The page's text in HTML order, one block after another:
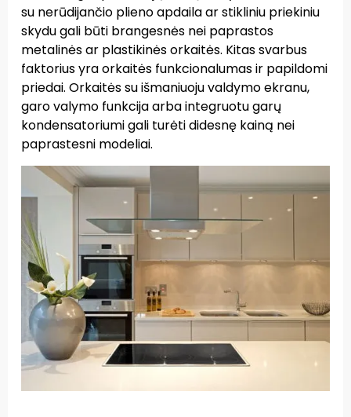
su nerūdijančio plieno apdaila ar stikliniu priekiniu
skydu gali būti brangesnės nei paprastos
metalinės ar plastikinės orkaitės. Kitas svarbus
faktorius yra orkaitės funkcionalumas ir papildomi
priedai. Orkaitės su išmaniuoju valdymo ekranu,
garo valymo funkcija arba integruotu garų
kondensatoriumi gali turėti didesnę kainą nei
paprastesni modeliai.